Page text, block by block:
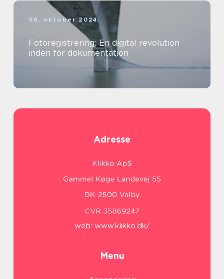
08. oktober 2024
Fotoregistrering: En digital revolution
inden for dokumentation
Adresse
web: www.klikko.dk/
Menu